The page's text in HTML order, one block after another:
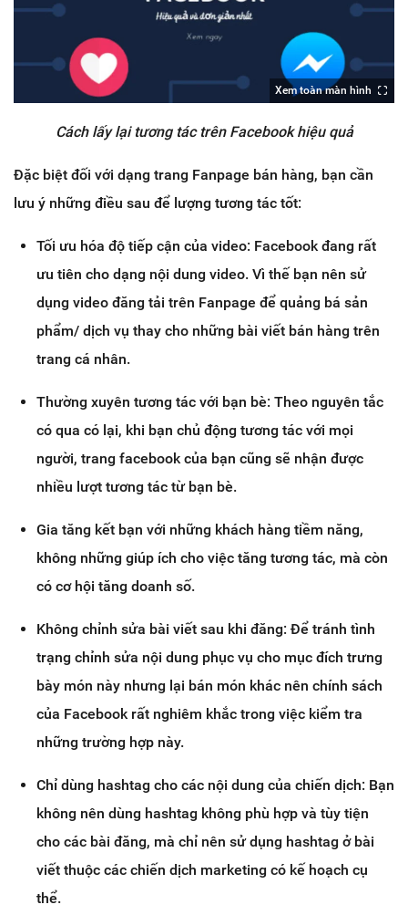
Xem toàn màn hình
Cách lấy lại tương tác trên Facebook hiệu quả
Đặc biệt đối với dạng trang Fanpage bán hàng, bạn cần
lưu ý những điều sau để lượng tương tác tốt:
Tối ưu hóa độ tiếp cận của video: Facebook đang rất
ưu tiên cho dạng nội dung video. Vì thế bạn nên sử
dụng video đăng tải trên Fanpage để quảng bá sản
phẩm/ dịch vụ thay cho những bài viết bán hàng trên
trang cá nhân.
Thường xuyên tương tác với bạn bè: Theo nguyên tắc
có qua có lại, khi bạn chủ động tương tác với mọi
người, trang facebook của bạn cũng sẽ nhận được
nhiều lượt tương tác từ bạn bè.
Gia tăng kết bạn với những khách hàng tiềm năng,
không những giúp ích cho việc tăng tương tác, mà còn
có cơ hội tăng doanh số.
Không chỉnh sửa bài viết sau khi đăng: Để tránh tình
trạng chỉnh sửa nội dung phục vụ cho mục đích trưng
bày món này nhưng lại bán món khác nên chính sách
của Facebook rất nghiêm khắc trong việc kiểm tra
những trường hợp này.
Chỉ dùng hashtag cho các nội dung của chiến dịch: Bạn
không nên dùng hashtag không phù hợp và tùy tiện
cho các bài đăng, mà chỉ nên sử dụng hashtag ở bài
viết thuộc các chiến dịch marketing có kế hoạch cụ
thể.